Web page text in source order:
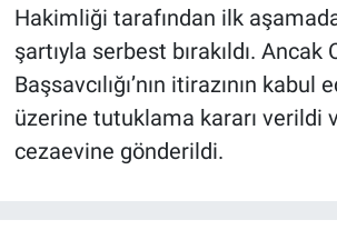
Hakimliği tarafından ilk
şartıyla serbest bırakıldı. Ancak
Başsavcılığı’nın itirazının kabul
üzerine tutuklama kararı verildi
cezaevine gönderildi.